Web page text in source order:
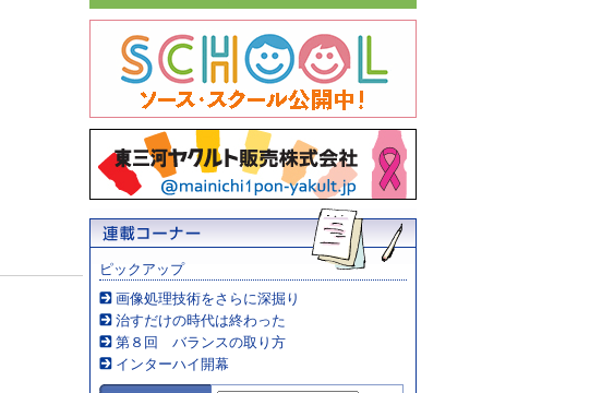
ピックアップ
画像処理技術をさらに深掘り
治すだけの時代は終わった
第８回 バランスの取り方
インターハイ開幕